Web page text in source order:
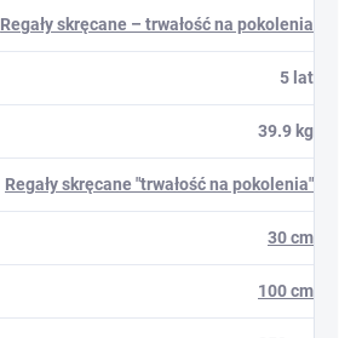
Regały skręcane – trwałość na pokolenia
5 lat
39.9 kg
Regały skręcane "trwałość na pokolenia"
30 cm
100 cm